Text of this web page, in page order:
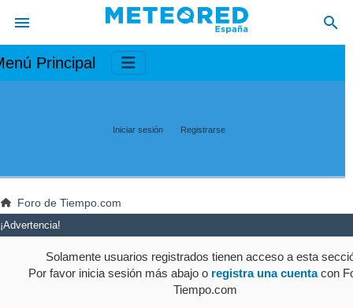
Principal
Iniciar sesión Registrarse
Foro de Tiempo.com
¡Advertencia!
Solamente usuarios registrados tienen acceso a esta
Por favor inicia sesión más abajo o registra una cuentacon
Tiempo.com